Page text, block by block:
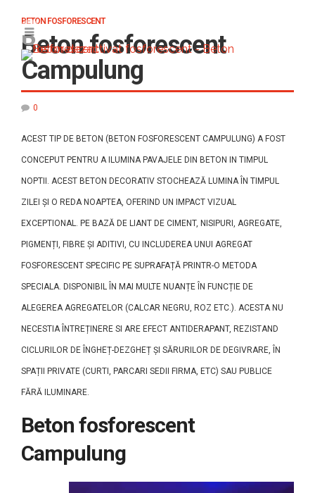
BETON FOSFORESCENT
Beton fosforescent
Campulung
0
ACEST TIP DE BETON (BETON FOSFORESCENT CAMPULUNG) A FOST
CONCEPUT PENTRU A ILUMINA PAVAJELE DIN BETON IN TIMPUL
NOPTII. ACEST BETON DECORATIV STOCHEAZĂ LUMINA ÎN TIMPUL
ZILEI ȘI O REDA NOAPTEA, OFERIND UN IMPACT VIZUAL
EXCEPTIONAL. PE BAZĂ DE LIANT DE CIMENT, NISIPURI, AGREGATE,
PIGMENȚI, FIBRE ȘI ADITIVI, CU INCLUDEREA UNUI AGREGAT
FOSFORESCENT SPECIFIC PE SUPRAFAȚĂ PRINTR-O METODA
SPECIALA. DISPONIBIL ÎN MAI MULTE NUANȚE ÎN FUNCȚIE DE
ALEGEREA AGREGATELOR (CALCAR NEGRU, ROZ ETC.). ACESTA NU
NECESTIA ÎNTREȚINERE SI ARE EFECT ANTIDERAPANT, REZISTAND
CICLURILOR DE ÎNGHEȚ-DEZGHEȚ ȘI SĂRURILOR DE DEGIVRARE, ÎN
SPAȚII PRIVATE (CURTI, PARCARI SEDII FIRMA, ETC) SAU PUBLICE
FĂRĂ ILUMINARE.
Beton fosforescent
Campulung